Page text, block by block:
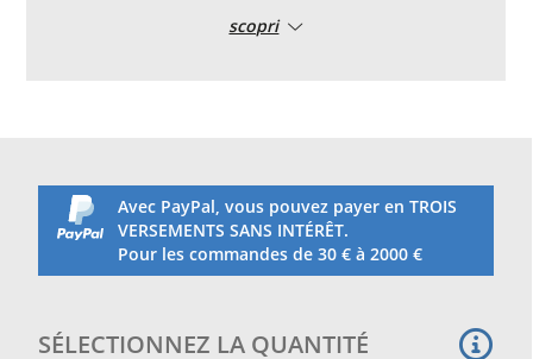
en coton biologique, à combiner avec des hamacs
Certificat GOTS
Renommé dans le monde entier, le sceau organique
de la norme de textile organique mondiale (GOSS)
garantit le respect des critères graves tout au long
scopri
Avec PayPal, vous pouvez payer en TROIS
VERSEMENTS SANS INTÉRÊT.
Pour les commandes de 30 € à 2000 €
SÉLECTIONNEZ LA QUANTITÉ